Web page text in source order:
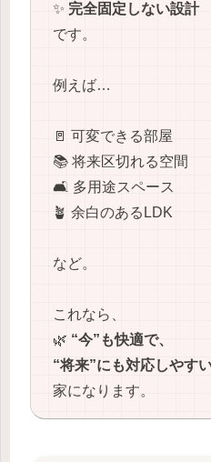
✨ 完全固定しない設計
です。
例えば…
🚪 可変できる部屋
📚 将来区切れる空間
🛋️ 多用途スペース
🪴 余白のあるLDK
など。
これなら、
🌿 “今”も快適で、
“将来”にも対応しやす
家になります。